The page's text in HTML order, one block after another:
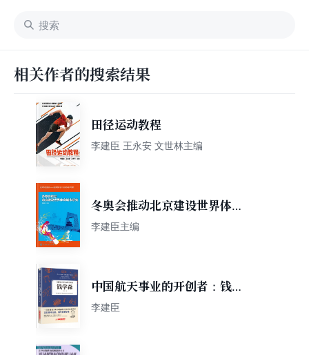
相关作者的搜索结果
田径运动教程
李建臣 王永安 文世林主编
冬奥会推动北京建设世界体育
城市研究
李建臣主编
中国航天事业的开创者：钱学
森
李建臣